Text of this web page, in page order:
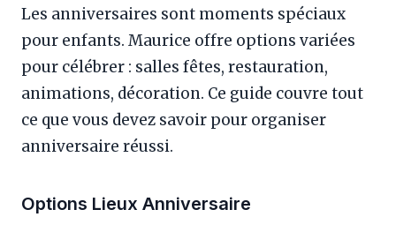
Les anniversaires sont moments spéciaux
pour enfants. Maurice offre options variées
pour célébrer : salles fêtes, restauration,
animations, décoration. Ce guide couvre tout
ce que vous devez savoir pour organiser
anniversaire réussi.
Options Lieux Anniversaire